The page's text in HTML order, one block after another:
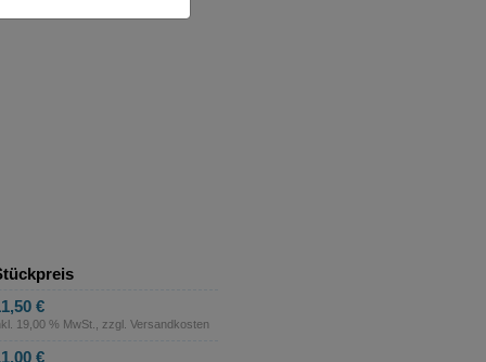
€
19,00 % MwSt., zzgl. Versandkosten
€